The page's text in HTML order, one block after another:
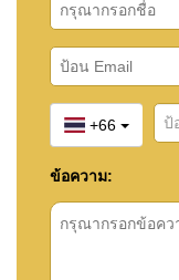
+66
ข้อความ: